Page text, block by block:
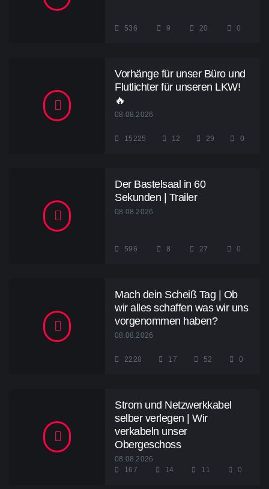
536 9 20 0
Vorhänge für unser Büro und
Flutlichter für unseren LKW!
🔥
08.08.2026
15225 12 29 0
Der Bastelsaal in 60
Sekunden | Trailer
08.08.2026
596 8 27 0
Mach dein Scheiß Tag | Ob
wir alles schaffen was wir uns
vorgenommen haben?
08.08.2026
2228 17 52 0
Strom und Netzwerkkabel
selber verlegen | Wir
verkabeln unser
Obergeschoss
08.08.2026
167
14 11 0